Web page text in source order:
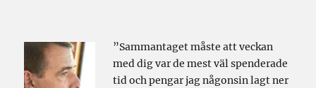
”Sammantaget måste att veckan
med dig var de mest väl spenderade
tid och pengar jag någonsin lagt ner